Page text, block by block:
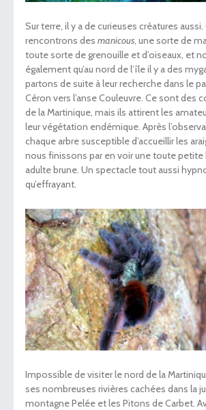
Sur terre, il y a de curieuses créatures aussi.
rencontrons des manicous, une sorte de
toute sorte de grenouille et d’oiseaux, et
également qu’au nord de l’île il y a des
partons de suite à leur recherche dans le
Céron vers l’anse Couleuvre. Ce sont des
de la Martinique, mais ils attirent les
leur végétation endémique. Après
chaque arbre susceptible d’accueillir les
nous finissons par en voir une toute petite
adulte brune. Un spectacle tout aussi
qu’effrayant.
Impossible de visiter le nord de la
ses nombreuses rivières cachées dans la
montagne Pelée et les Pitons de Carbet.